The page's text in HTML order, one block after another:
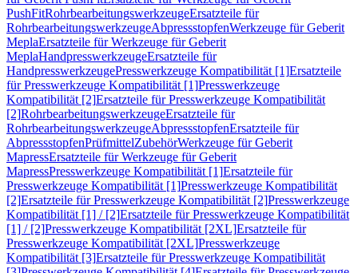
PushFitRohrbearbeitungswerkzeugeErsatzteile für
RohrbearbeitungswerkzeugeAbpressstopfenWerkzeuge für Geberit
MeplaErsatzteile für Werkzeuge für Geberit
MeplaHandpresswerkzeugeErsatzteile für
HandpresswerkzeugePresswerkzeuge Kompatibilität [1]Ersatzteile
für Presswerkzeuge Kompatibilität [1]Presswerkzeuge
Kompatibilität [2]Ersatzteile für Presswerkzeuge Kompatibilität
[2]RohrbearbeitungswerkzeugeErsatzteile für
RohrbearbeitungswerkzeugeAbpressstopfenErsatzteile für
AbpressstopfenPrüfmittelZubehörWerkzeuge für Geberit
MapressErsatzteile für Werkzeuge für Geberit
MapressPresswerkzeuge Kompatibilität [1]Ersatzteile für
Presswerkzeuge Kompatibilität [1]Presswerkzeuge Kompatibilität
[2]Ersatzteile für Presswerkzeuge Kompatibilität [2]Presswerkzeuge
Kompatibilität [1] / [2]Ersatzteile für Presswerkzeuge Kompatibilität
[1] / [2]Presswerkzeuge Kompatibilität [2XL]Ersatzteile für
Presswerkzeuge Kompatibilität [2XL]Presswerkzeuge
Kompatibilität [3]Ersatzteile für Presswerkzeuge Kompatibilität